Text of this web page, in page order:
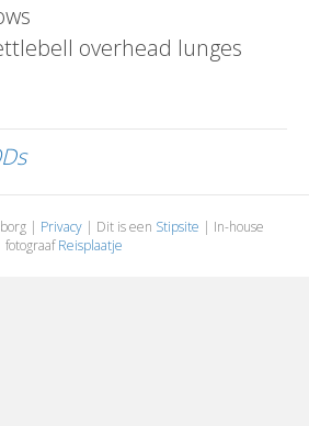
overhead lunges
| Privacy| Dit is een Stipsite | In-house
fotograafReisplaatje